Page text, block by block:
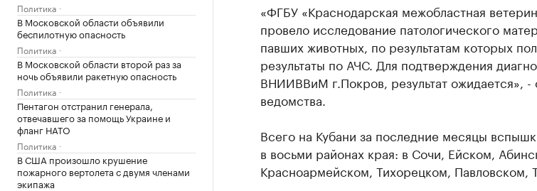
Политика
В Московской области объявили
беспилотную опасность
Политика
В Московской области второй раз за
ночь объявили ракетную опасность
Политика
Пентагон отстранил генерала,
отвечавшего за помощь Украине и
фланг НАТО
Политика
В США произошло крушение
пожарного вертолета с двумя членами
экипажа
«ФГБУ «Краснодарская межобластная
провело исследование патологического
павших животных, по результатам которых
результаты по АЧС. Для подтверждения
ВНИИВВиМ г.Покров, результат ожидается», -
ведомства.
Всего на Кубани за последние месяцы
в восьми районах края: в Сочи, Ейском,
Красноармейском, Тихорецком, Павловском,